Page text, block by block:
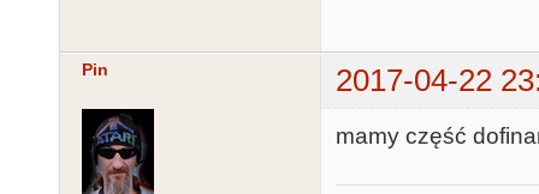
Pin 2017-04-22
mamy część